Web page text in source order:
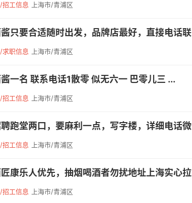
招工信息 上海市/青浦区
只要合适随时出发，品牌店最好，直接电
求职信息 上海市/青浦区
一名 联系电话1散零 似无六一 巴零儿三 ...
招工信息 上海市/青浦区
聘跑堂两口，要麻利一点，写字楼，详细电
招工信息 上海市/青浦区
匠康乐人优先，抽烟喝酒者勿扰地址上海
招工信息 上海市/青浦区